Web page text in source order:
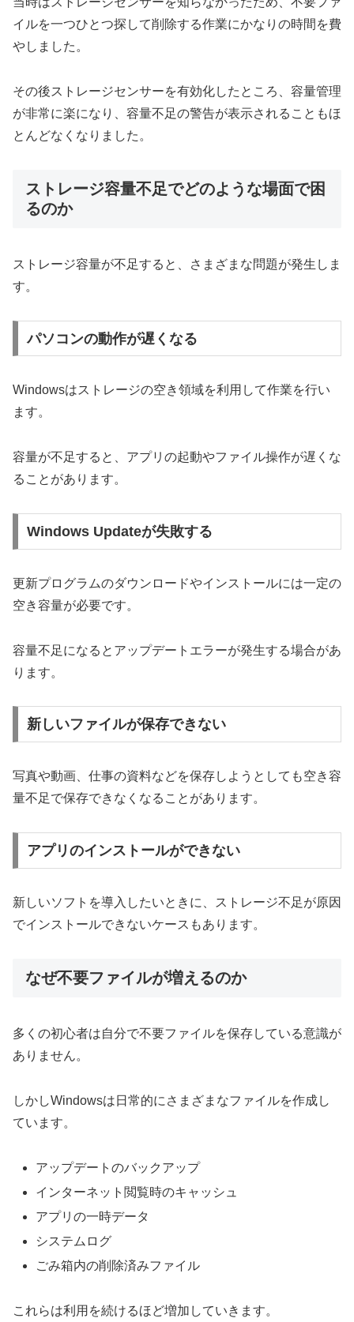
イルを一つひとつ探して削除する作業にかなりの時間を費
やしました。
その後ストレージセンサーを有効化したところ、容量管理
が非常に楽になり、容量不足の警告が表示されることもほ
とんどなくなりました。
ストレージ容量不足でどのような場面で困
るのか
ストレージ容量が不足すると、さまざまな問題が発生しま
す。
パソコンの動作が遅くなる
Windowsはストレージの空き領域を利用して作業を行い
ます。
容量が不足すると、アプリの起動やファイル操作が遅くな
ることがあります。
Windows Updateが失敗する
更新プログラムのダウンロードやインストールには一定の
空き容量が必要です。
容量不足になるとアップデートエラーが発生する場合があ
ります。
新しいファイルが保存できない
写真や動画、仕事の資料などを保存しようとしても空き容
量不足で保存できなくなることがあります。
アプリのインストールができない
新しいソフトを導入したいときに、ストレージ不足が原因
でインストールできないケースもあります。
なぜ不要ファイルが増えるのか
多くの初心者は自分で不要ファイルを保存している意識が
ありません。
しかしWindowsは日常的にさまざまなファイルを作成し
ています。
アップデートのバックアップ
インターネット閲覧時のキャッシュ
アプリの一時データ
システムログ
ごみ箱内の削除済みファイル
これらは利用を続けるほど増加していきます。